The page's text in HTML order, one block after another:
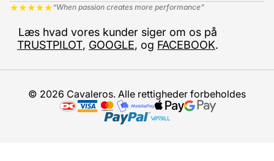
★★★★★“When passion creates more performance”
Læs hvad vores kunder siger om os på
TRUSTPILOT, GOOGLE, og FACEBOOK.
© 2026 Cavaleros. Alle rettigheder forbeholdes